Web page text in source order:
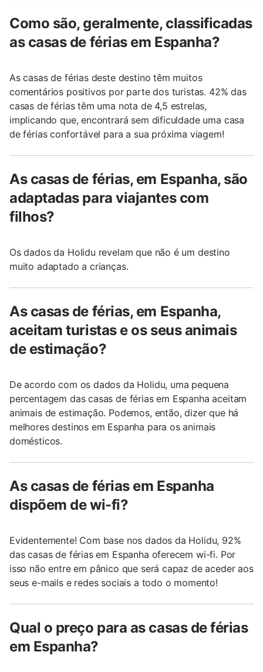
Como são, geralmente, classificadas
as casas de férias em Espanha?
As casas de férias deste destino têm muitos
comentários positivos por parte dos turistas. 42% das
casas de férias têm uma nota de 4,5 estrelas,
implicando que, encontrará sem dificuldade uma casa
de férias confortável para a sua próxima viagem!
As casas de férias, em Espanha, são
adaptadas para viajantes com
filhos?
Os dados da Holidu revelam que não é um destino
muito adaptado a crianças.
As casas de férias, em Espanha,
aceitam turistas e os seus animais
de estimação?
De acordo com os dados da Holidu, uma pequena
percentagem das casas de férias em Espanha aceitam
animais de estimação. Podemos, então, dizer que há
melhores destinos em Espanha para os animais
domésticos.
As casas de férias em Espanha
dispõem de wi-fi?
Evidentemente! Com base nos dados da Holidu, 92%
das casas de férias em Espanha oferecem wi-fi. Por
isso não entre em pânico que será capaz de aceder aos
seus e-mails e redes sociais a todo o momento!
Qual o preço para as casas de férias
em Espanha?